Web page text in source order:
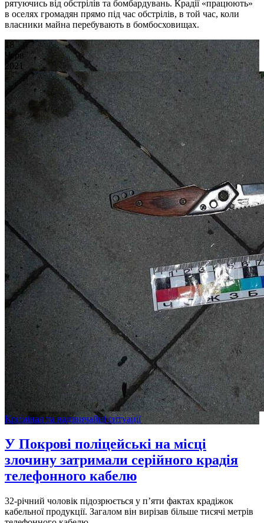
рятуючись від обстрілів та бомбардувань. Крадії «працюють»
в оселях громадян прямо під час обстрілів, в той час, коли
власники майна перебувають в бомбосховищах.
18
Черв
2021
Кримінал та надзвичайні ситуації
У Покрові поліцейські на місці
злочину затримали серійного крадія
телефонного кабелю
32-річний чоловік підозрюється у п’яти фактах крадіжок
кабельної продукції. Загалом він вирізав більше тисячі метрів